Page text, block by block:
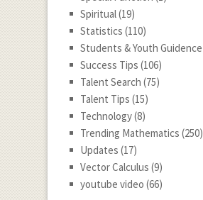
Spiritual(19)
Statistics (110)
Students & Youth Guidence
Success Tips (106)
Talent Search (75)
Talent Tips (15)
Technology(8)
Trending Mathematics (250)
Updates (17)
Vector Calculus (9)
youtube video (66)